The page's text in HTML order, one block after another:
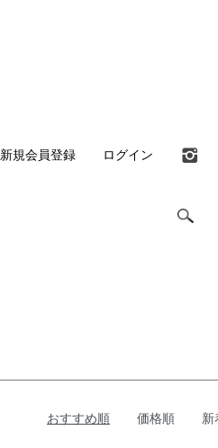
新規会員登録 ログイン
おすすめ順 価格順